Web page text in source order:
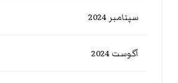
سپتامبر 2024
آگوست 2024